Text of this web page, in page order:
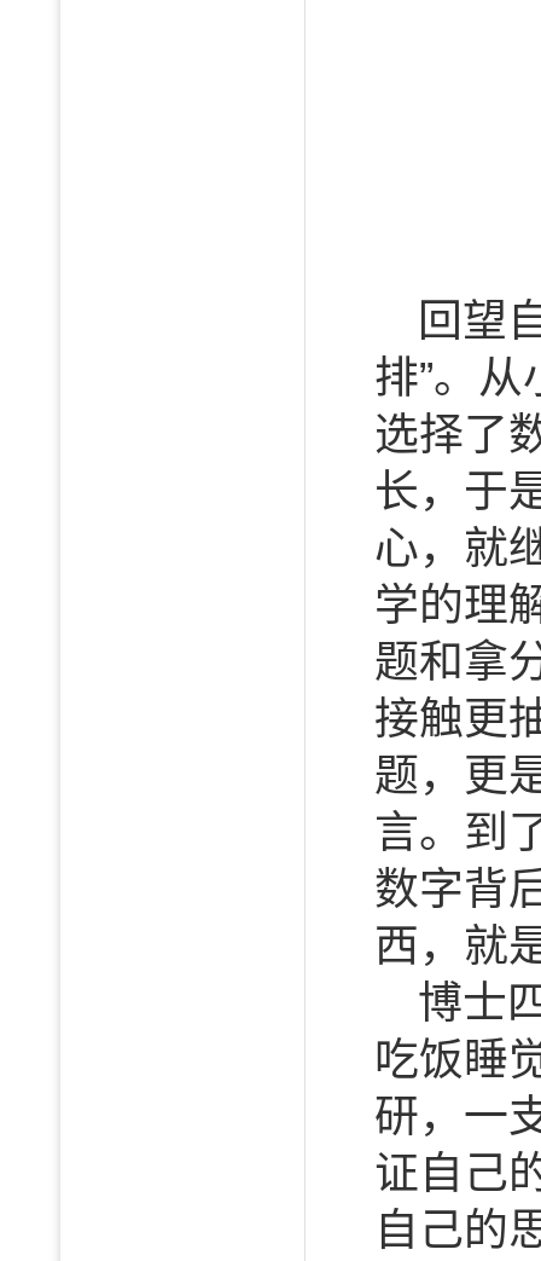
回望
排”。
选择了
长，于
心，就
学的理
题和拿
接触更
题，更
言。到
数字背
西，就
博士
吃饭睡
研，一
证自己
自己的